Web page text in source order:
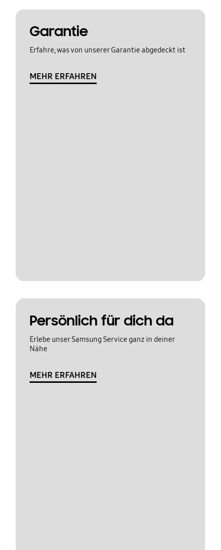
Garantie
Erfahre, was von unserer Garantie abgedeckt ist
MEHR ERFAHREN
Persönlich für dich da
Erlebe unser Samsung Service ganz in deiner
Nähe
MEHR ERFAHREN